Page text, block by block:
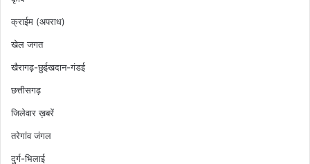
क्राईम (अपराध)
खेल जगत
खैरागढ़-छुईखदान-गंडई
छत्तीसगढ़
जिलेवार ख़बरें
तरेगांव जंगल
दुर्ग-भिलाई